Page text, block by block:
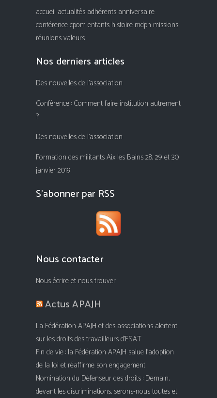
accueil actualités adhérents anniversaire
conférencecpom enfants histoire mdph missions
réunionsvaleurs
Nos derniers articles
Des nouvelles de l’association
Conférence : Comment faire institution autrement
?
Des nouvelles de l’association
Formation des militants Aix les Bains 28, 29 et 30
janvier 2019
S’abonner par RSS
Nous contacter
Nous écrire et nous trouver
Actus APAJH
La Fédération APAJH et des associations alertent
sur les droits des travailleurs d’ESAT
Fin de vie : la Fédération APAJH salue l’adoption
de la loi et réaffirme son engagement
Nomination du Défenseur des droits : Demain,
devant les discriminations, serons-nous toutes et